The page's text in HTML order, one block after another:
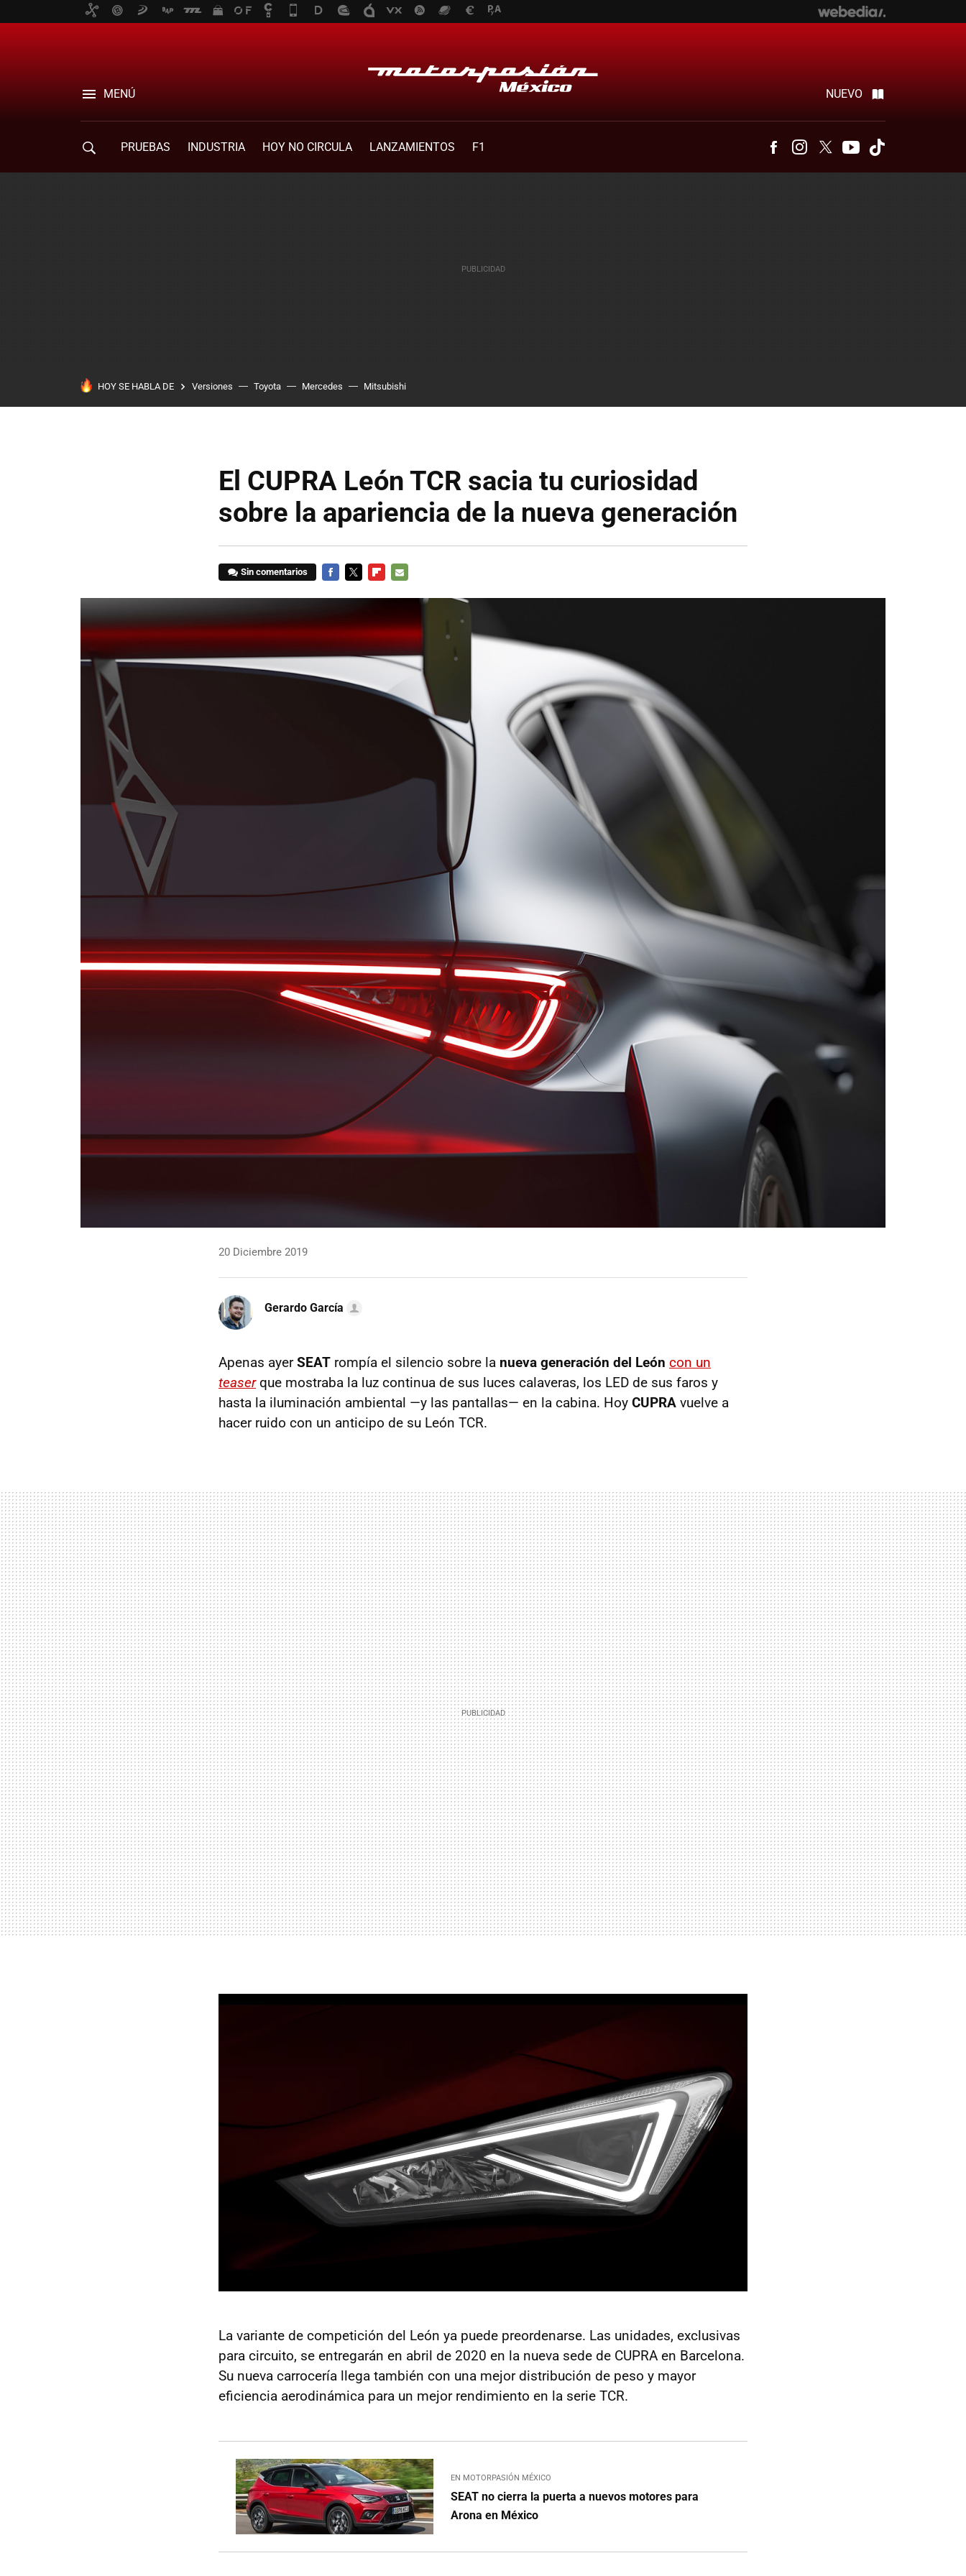
MENÚ NUEVO
PRUEBAS INDUSTRIA HOY NO CIRCULA LANZAMIENTOS F1 FacebookInstagram
Twitter Youtube
HOY SE HABLA DE Versiones Toyota Mercedes Mitsubishi
El CUPRA León TCR sacia tu curiosidad
sobre la apariencia de la nueva generación
Sin comentarios
20 Diciembre 2019
Gerardo García
Apenas ayerSEAT rompía el silencio sobre la nueva generación del León con un
teaserque mostraba la luz continua de sus luces calaveras, los LED de sus faros y
hasta la iluminación ambiental —y las pantallas— en la cabina. Hoy CUPRA vuelve a
hacer ruido con un anticipo de su León TCR.
La variante de competición del León ya puede preordenarse. Las unidades, exclusivas
para circuito, se entregarán en abril de 2020 en la nueva sede de CUPRA en Barcelona.
Su nueva carrocería llega también con una mejor distribución de peso y mayor
eficiencia aerodinámica para un mejor rendimiento en la serie TCR.
EN MOTORPASIÓN MÉXICO
SEAT no cierra la puerta a nuevos motores para
Arona en México